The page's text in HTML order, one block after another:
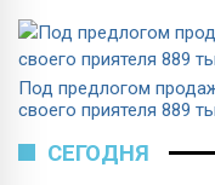
Под предлогом
своего приятеля 889
СЕГОДНЯ